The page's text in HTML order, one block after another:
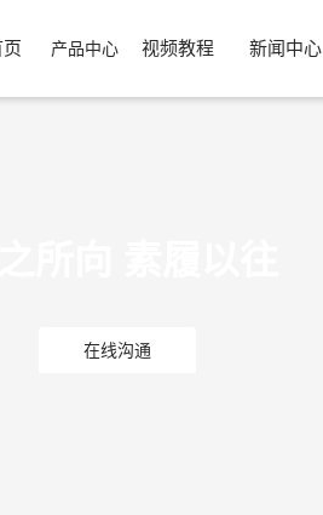
产品中心 视频教程 新闻中心
在线沟通